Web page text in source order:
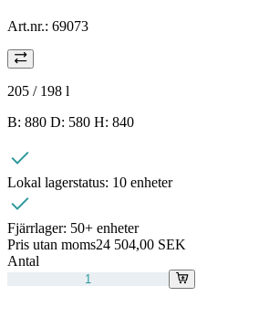
Art.nr.: 69073
205 / 198 l
B: 880 D: 580 H: 840
Lokal lagerstatus: 10 enheter
Fjärrlager: 50+ enheter
Pris utan moms24 504,00 SEK
Antal